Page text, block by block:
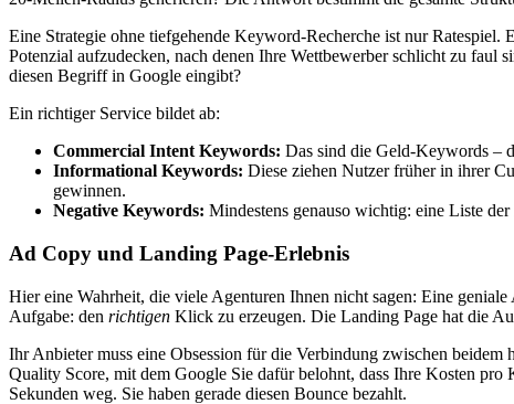
Eine Strategie ohne tiefgehende Keyword-Recherche ist nur
Potenzial aufzudecken, nach denen Ihre Wettbewerber schlicht zu faul
diesen Begriff in Google eingibt?
Ein richtiger Service bildet ab:
Commercial Intent Keywords: Das sind die Geld-Keywords –
Informational Keywords: Diese ziehen Nutzer früher in ihrer
gewinnen.
Negative Keywords: Mindestens genauso wichtig: eine Liste
Ad Copy und Landing Page-Erlebnis
Hier eine Wahrheit, die viele Agenturen Ihnen nicht sagen: Eine
Aufgabe: den richtigen Klick zu erzeugen. Die Landing Page hat die
Ihr Anbieter muss eine Obsession für die Verbindung zwischen beidem
Quality Score, mit dem Google Sie dafür belohnt, dass Ihre Kosten
Sekunden weg. Sie haben gerade diesen Bounce bezahlt.